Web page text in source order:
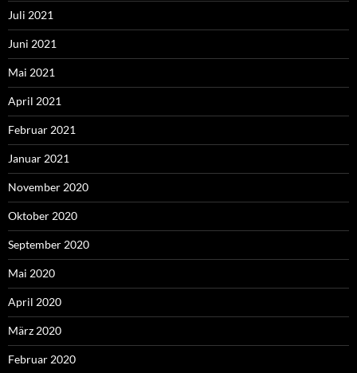
Juli 2021
Juni 2021
Mai 2021
April 2021
Februar 2021
Januar 2021
November 2020
Oktober 2020
September 2020
Mai 2020
April 2020
März 2020
Februar 2020